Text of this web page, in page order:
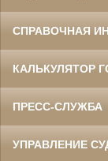
СПРАВОЧНАЯ
КАЛЬКУЛЯТОР
ПРЕСС-СЛУЖБА
УПРАВЛЕНИЕ